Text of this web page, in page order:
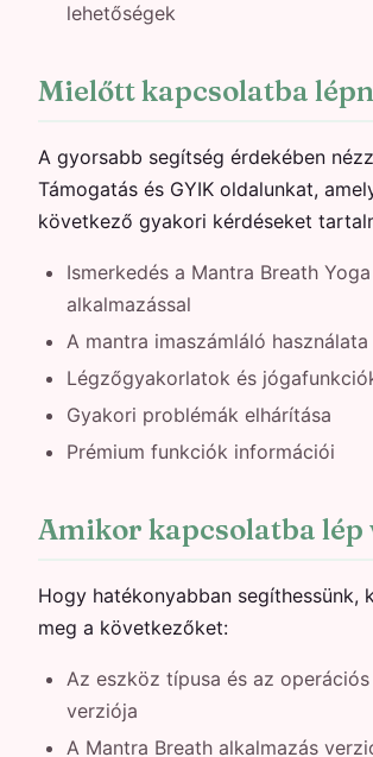
lehetőségek
Mielőtt kapcsolatba
A gyorsabb segítség érdekében
Támogatás és GYIK oldalunkat,
következő gyakori kérdéseket
Ismerkedés a Mantra Breath
alkalmazással
A mantra imaszámláló használata
Légzőgyakorlatok és
Gyakori problémák elhárítása
Prémium funkciók információi
Amikor kapcsolatba lép
Hogy hatékonyabban segíthessünk,
meg a következőket:
Az eszköz típusa és az
verziója
A Mantra Breath alkalmazás